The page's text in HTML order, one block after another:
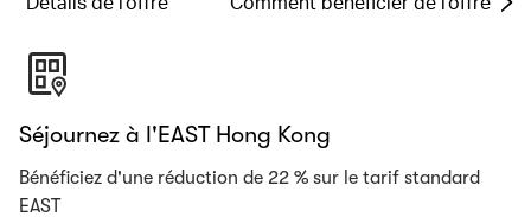
Séjournez à l'EAST Hong Kong
Bénéficiez d'une réduction de 22 % sur le tarif standard
EAST